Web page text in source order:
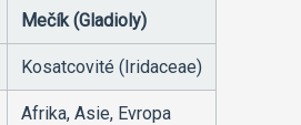
Mečík (Gladioly)
Kosatcovité (Iridaceae)
Afrika, Asie, Evropa